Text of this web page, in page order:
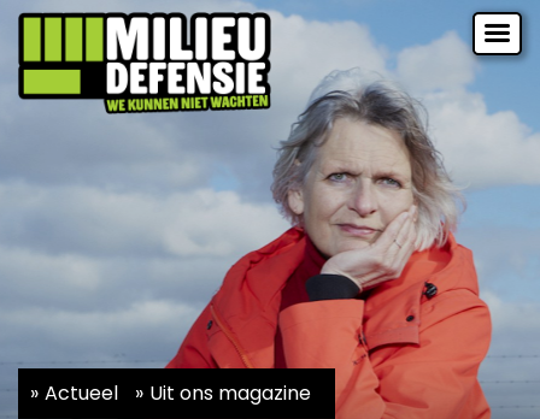
Actueel Uit ons magazine